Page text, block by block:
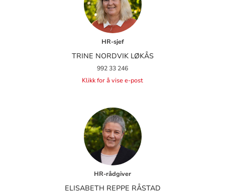
HR-sjef
TRINE NORDVIK LØKÅS
992 33 246
Klikk for å vise e-post
HR-rådgiver
ELISABETH REPPE RÅSTAD